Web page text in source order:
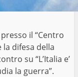
il “Centro
difesa della
su “L’Italia e’
la guerra”.